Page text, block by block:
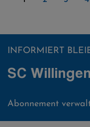
INFORMIERT
SC
Abonnement